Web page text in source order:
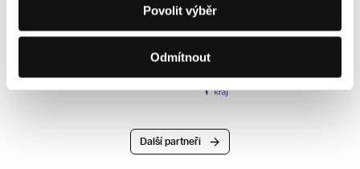
Povolit výběr
Odmítnout
Další partneři